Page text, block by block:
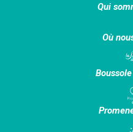
Qui
Où